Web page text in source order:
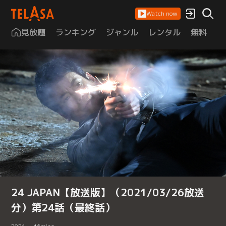
Watch now
見放題 ランキング ジャンル レンタル 無料
24 JAPAN【放送版】（2021/03/26放送
分）第24話（最終話）